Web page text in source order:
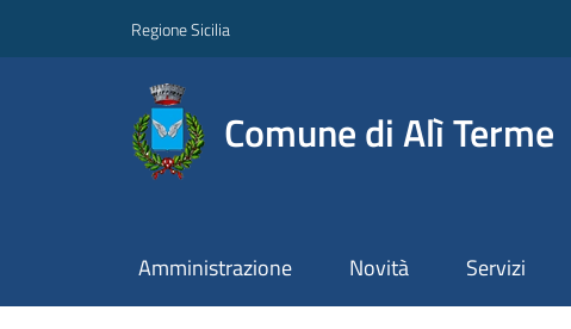
Regione Sicilia
Comune di Alì Terme
Amministrazione Novità Servizi